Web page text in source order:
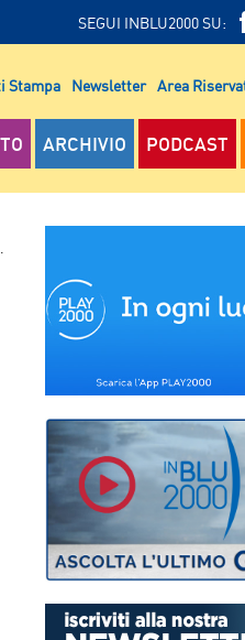
SEGUI INBLU2000 SU:
Stampa Newsletter Area
ARCHIVIO PODCAST